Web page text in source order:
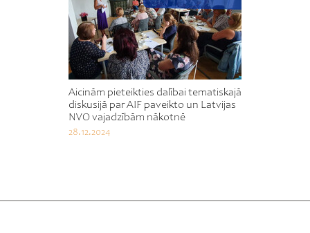
Aicinām pieteikties dalībai tematiskajā
diskusijā par AIF paveikto un Latvijas
NVO vajadzībām nākotnē
28.12.2024